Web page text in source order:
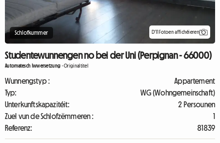
Schlofkummer D'11 Fotoen affichéieren
Studentewunnengen no bei der Uni (Perpignan - 66000)
Automatesch Iwwersetzung -Originaltitel
Wunnengstyp :
Appartement
Typ:
WG (Wohngemeinschaft)
Unterkunftskapazitéit:
2 Persounen
Zuel vun de Schlofzëmmeren :
1
Referenz:
81839